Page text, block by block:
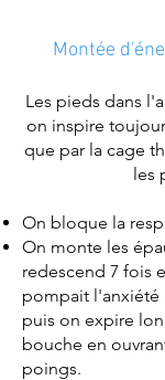
Montée
Les pieds dans
on inspire
que par la cage
les
On bloque la
On monte les
redescend 7 fois
pompait l'anxiété
puis on expire
bouche en
poings.